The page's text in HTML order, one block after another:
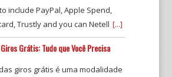
include PayPal, Apple Spend,
Trustly and you can Netell [...]
Grátis: Tudo que Você Precisa
giros grátis é uma modalidade